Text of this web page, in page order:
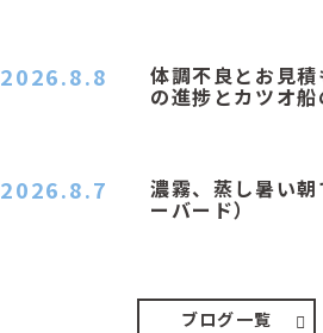
体調不良とお見
の進捗とカツオ
2026.8.8
濃霧、蒸し暑い朝
ーバード）
2026.8.7
ブログ一覧